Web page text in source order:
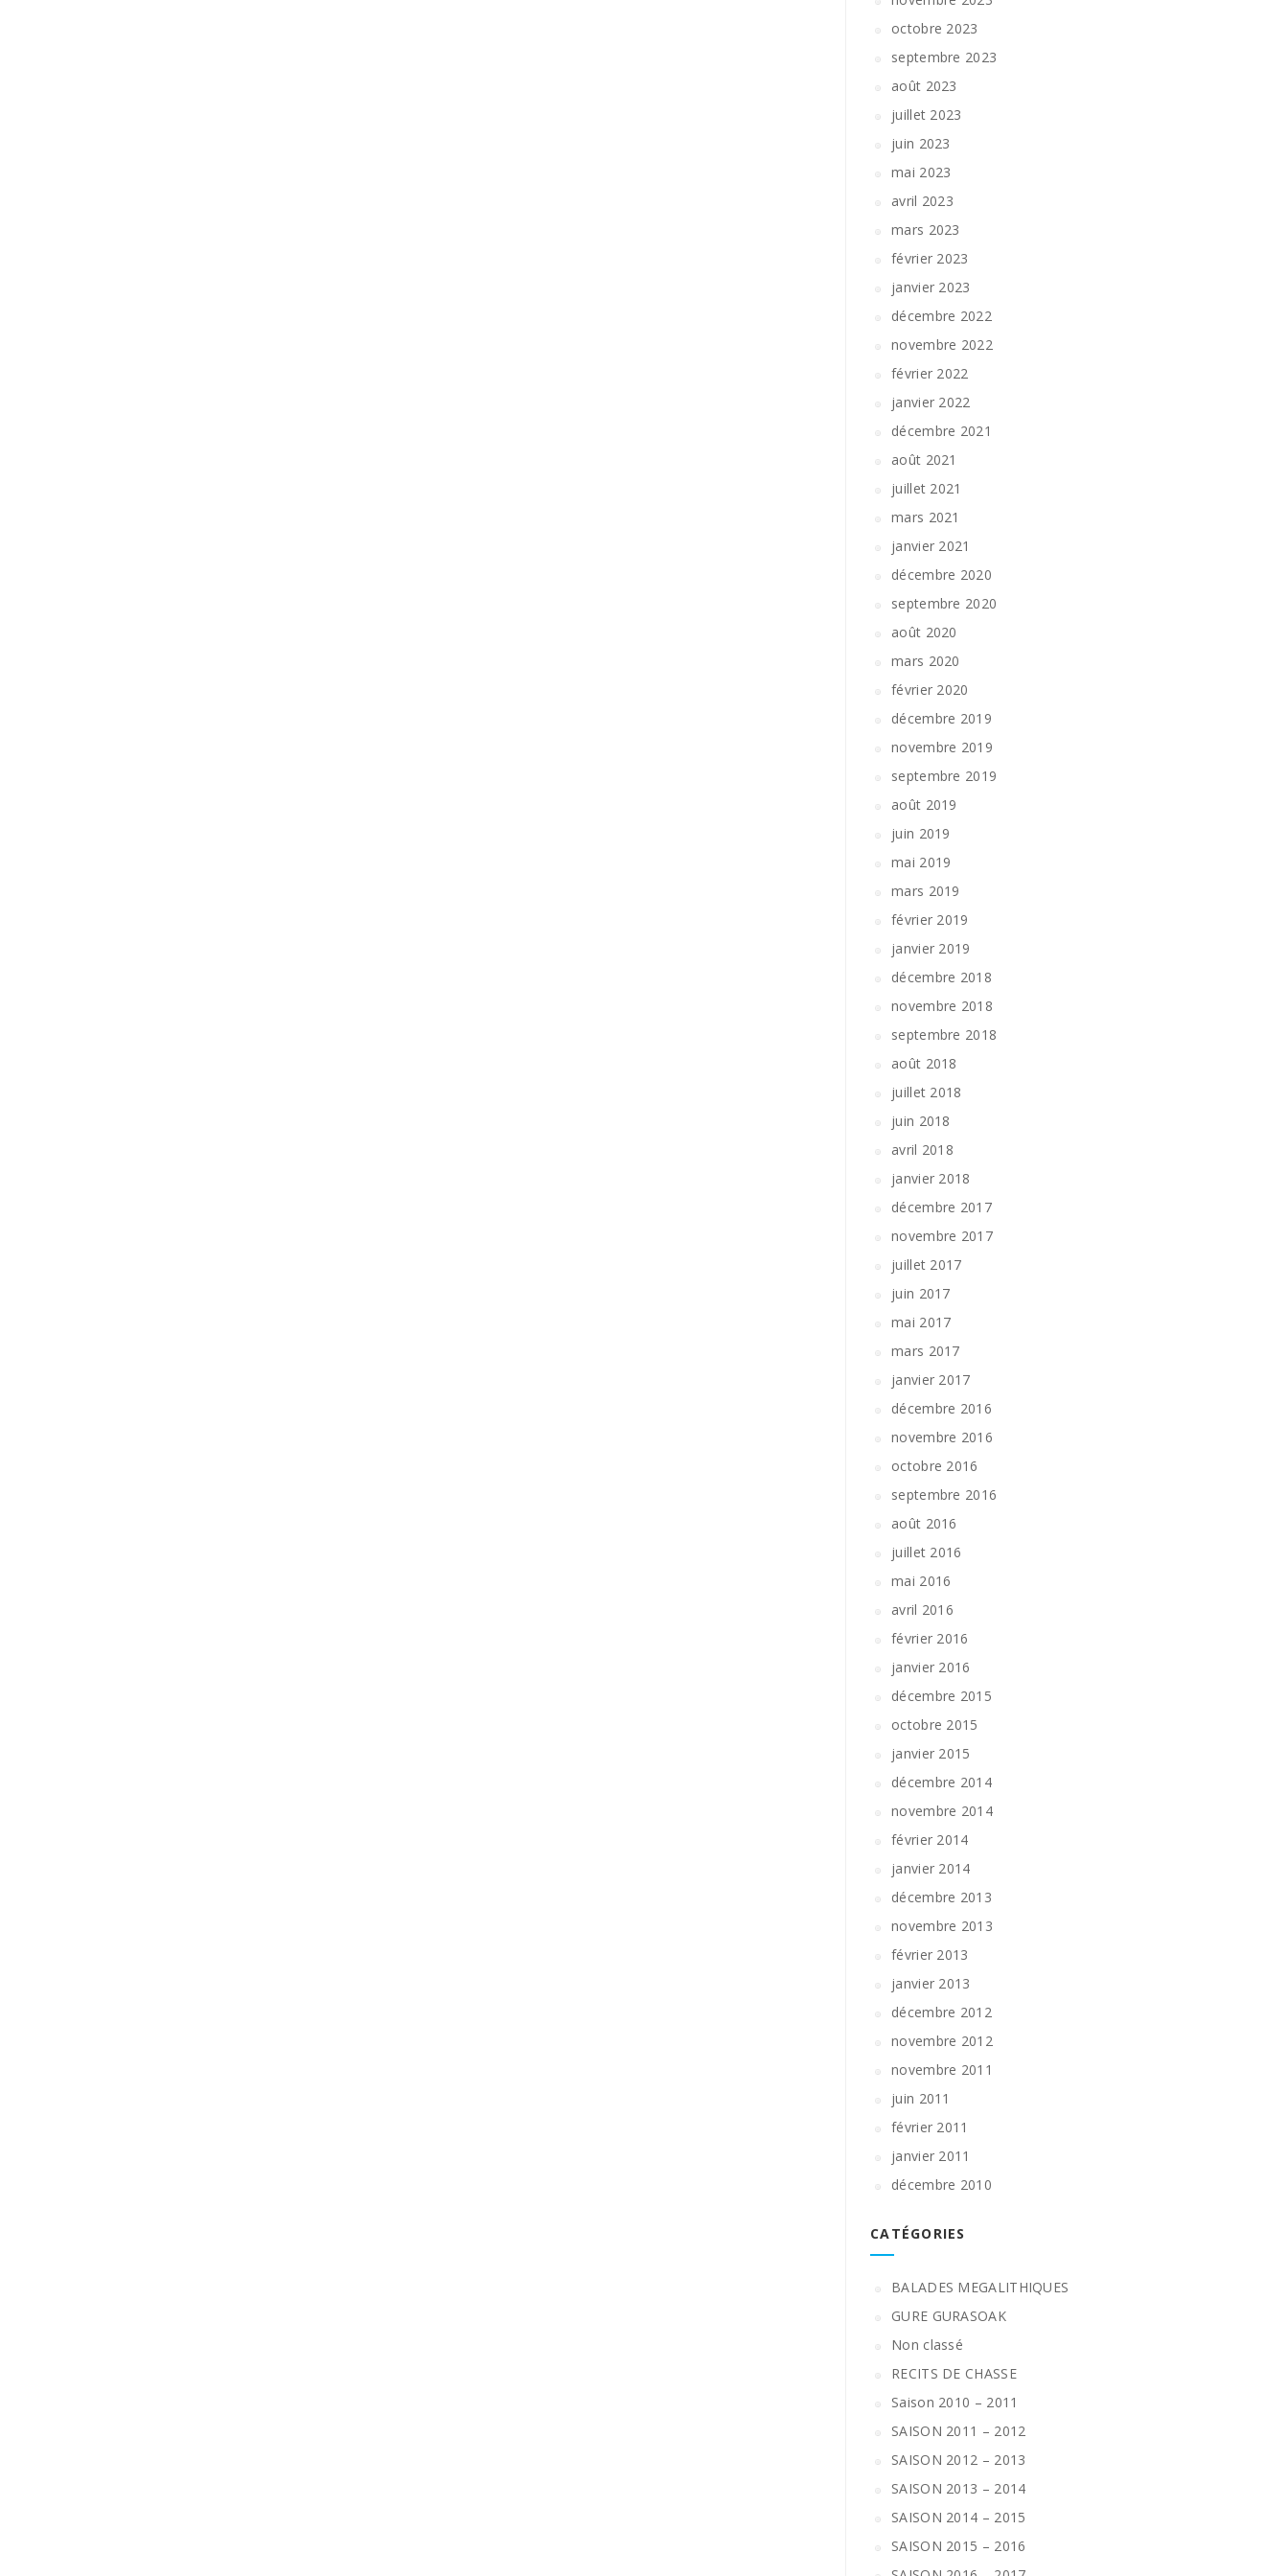
octobre 2023
septembre 2023
août 2023
juillet 2023
juin 2023
mai 2023
avril 2023
mars 2023
février 2023
janvier 2023
décembre 2022
novembre 2022
février 2022
janvier 2022
décembre 2021
août 2021
juillet 2021
mars 2021
janvier 2021
décembre 2020
septembre 2020
août 2020
mars 2020
février 2020
décembre 2019
novembre 2019
septembre 2019
août 2019
juin 2019
mai 2019
mars 2019
février 2019
janvier 2019
décembre 2018
novembre 2018
septembre 2018
août 2018
juillet 2018
juin 2018
avril 2018
janvier 2018
décembre 2017
novembre 2017
juillet 2017
juin 2017
mai 2017
mars 2017
janvier 2017
décembre 2016
novembre 2016
octobre 2016
septembre 2016
août 2016
juillet 2016
mai 2016
avril 2016
février 2016
janvier 2016
décembre 2015
octobre 2015
janvier 2015
décembre 2014
novembre 2014
février 2014
janvier 2014
décembre 2013
novembre 2013
février 2013
janvier 2013
décembre 2012
novembre 2012
novembre 2011
juin 2011
février 2011
janvier 2011
décembre 2010
CATÉGORIES
BALADES MEGALITHIQUES
GURE GURASOAK
Non classé
RECITS DE CHASSE
Saison 2010 – 2011
SAISON 2011 – 2012
SAISON 2012 – 2013
SAISON 2013 – 2014
SAISON 2014 – 2015
SAISON 2015 – 2016